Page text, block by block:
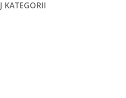
KATEGORII